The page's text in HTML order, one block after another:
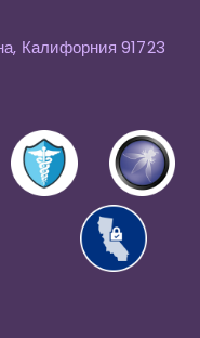
Калифорния 91723